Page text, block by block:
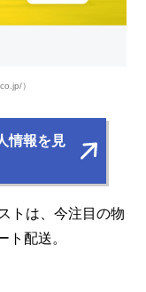
）
情報を見
トは、今注目の物
ト配送。